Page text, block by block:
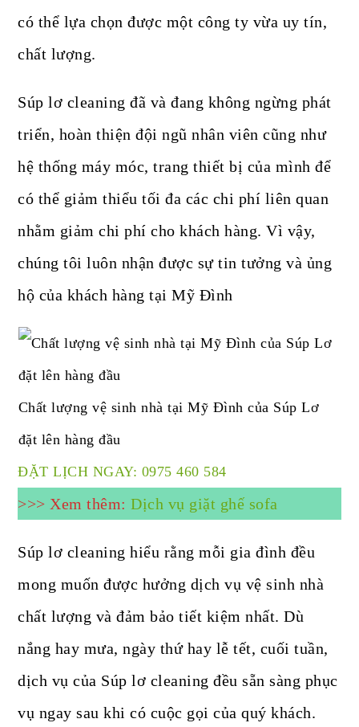
có thể lựa chọn được một công ty vừa uy tín,
chất lượng.
Súp lơ cleaning đã và đang không ngừng phát
triển, hoàn thiện đội ngũ nhân viên cũng như
hệ thống máy móc, trang thiết bị của mình để
có thể giảm thiểu tối đa các chi phí liên quan
nhằm giảm chi phí cho khách hàng. Vì vậy,
chúng tôi luôn nhận được sự tin tưởng và ủng
hộ của khách hàng tại Mỹ Đình
Chất lượng vệ sinh nhà tại Mỹ Đình của Súp Lơ
đặt lên hàng đầu
ĐẶT LỊCH NGAY: 0975 460 584
>>> Xem thêm:Dịch vụ giặt ghế sofa
Súp lơ cleaning hiểu rằng mỗi gia đình đều
mong muốn được hưởng dịch vụ vệ sinh nhà
chất lượng và đảm bảo tiết kiệm nhất. Dù
nắng hay mưa, ngày thứ hay lễ tết, cuối tuần,
dịch vụ của Súp lơ cleaning đều sẵn sàng phục
vụ ngay sau khi có cuộc gọi của quý khách.